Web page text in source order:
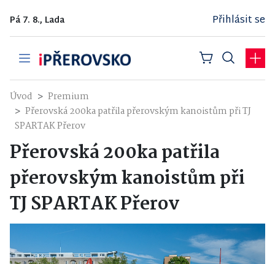
Pá 7. 8., Lada Přihlásit se
Úvod
Premium
Přerovská 200ka patřila přerovským kanoistům při TJ
SPARTAK Přerov
Přerovská 200ka patřila
přerovským kanoistům při
TJ SPARTAK Přerov